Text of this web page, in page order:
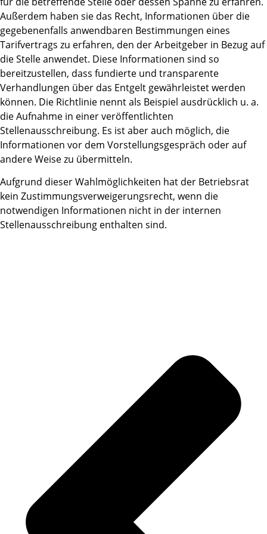
Außerdem haben sie das Recht, Informationen über die
gegebenenfalls anwendbaren Bestimmungen eines
Tarifvertrags zu erfahren, den der Arbeitgeber in Bezug auf
die Stelle anwendet. Diese Informationen sind so
bereitzustellen, dass fundierte und transparente
Verhandlungen über das Entgelt gewährleistet werden
können. Die Richtlinie nennt als Beispiel ausdrücklich u. a.
die Aufnahme in einer veröffentlichten
Stellenausschreibung. Es ist aber auch möglich, die
Informationen vor dem Vorstellungsgespräch oder auf
andere Weise zu übermitteln.
Aufgrund dieser Wahlmöglichkeiten hat der Betriebsrat
kein Zustimmungsverweigerungsrecht, wenn die
notwendigen Informationen nicht in der internen
Stellenausschreibung enthalten sind.